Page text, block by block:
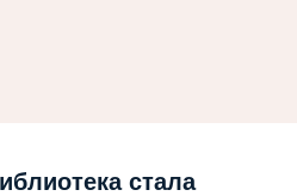
стала